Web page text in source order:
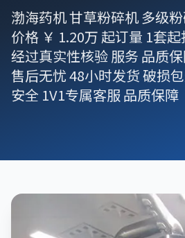
渤海药机 甘草粉碎机 多级
价格 ￥ 1.20万 起订量 1套
经过真实性核验 服务 品质
售后无忧 48小时发货 破损
安全 1V1专属客服 品质保